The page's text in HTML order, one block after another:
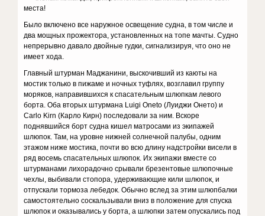
места!
Было включено все наружное освещение судна, в том числе и
два мощных прожектора, установленных на топе мачты. Судно
непрерывно давало двойные гудки, сигнализируя, что оно не
имеет хода.
Главный штурман Маджанини, выскочивший из каюты на
мостик только в пижаме и ночных туфлях, возглавил группу
моряков, направившихся к спасательным шлюпкам левого
борта. Оба вторых штурмана Luigi Oneto (Луиджи Онето) и
Carlo Kirn (Карло Кирн) последовали за ним. Вскоре
поднявшийся борт судна кишел матросами из экипажей
шлюпок. Там, на уровне нижней солнечной палубы, одним
этажом ниже мостика, почти во всю длину надстройки висели в
ряд восемь спасательных шлюпок. Их экипажи вместе со
штурманами лихорадочно срывали брезентовые шлюпочные
чехлы, выбивали стопора, удерживающие кили шлюпок, и
отпускали тормоза лебедок. Обычно вслед за этим шлюпбалки
самостоятельно соскальзывали вниз в положение для спуска
шлюпок и оказывались у борта, а шлюпки затем опускались под